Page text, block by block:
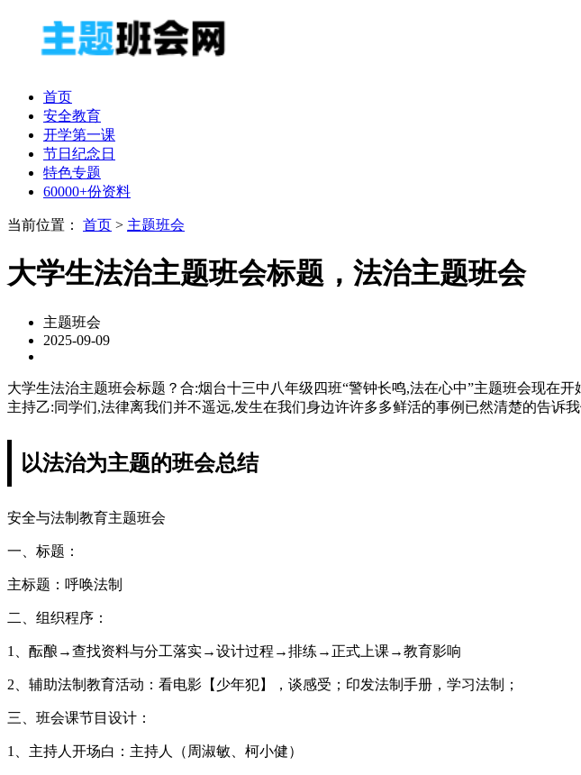
首页
安全教育
开学第一课
节日纪念日
特色专题
60000+份资料
当前位置： 首页 > 主题班会
大学生法治主题班会标题，法治主题班会
主题班会
2025-09-09
大学生法治主题班会标题？合:烟台十三中八年级四班“警钟长鸣,法在心中”主题班会现在
主持乙:同学们,法律离我们并不遥远,发生在我们身边许许多多鲜活的事例已然清楚的告诉
以法治为主题的班会总结
安全与法制教育主题班会
一、标题：
主标题：呼唤法制
二、组织程序：
1、酝酿→查找资料与分工落实→设计过程→排练→正式上课→教育影响
2、辅助法制教育活动：看电影【少年犯】，谈感受；印发法制手册，学习法制；
三、班会课节目设计：
1、主持人开场白：主持人（周淑敏、柯小健）